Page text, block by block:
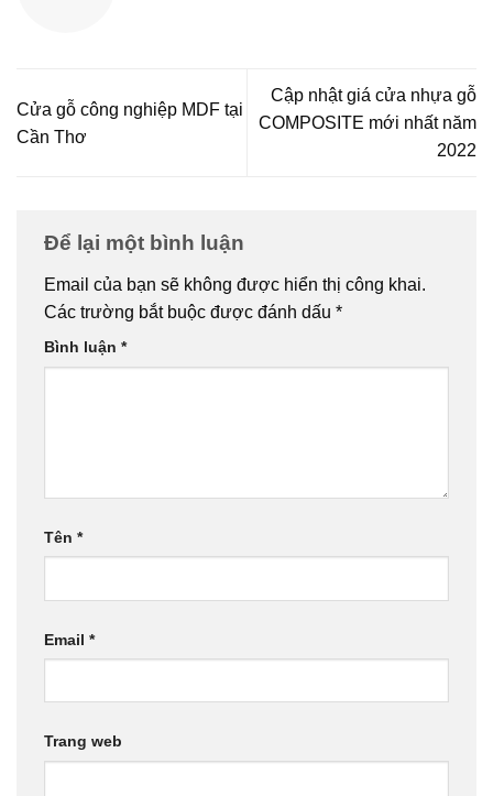
Cửa gỗ công nghiệp MDF tại
Cần Thơ
Cập nhật giá cửa nhựa gỗ
COMPOSITE mới nhất năm
2022
Để lại một bình luận
Email của bạn sẽ không được hiển thị công khai.
Các trường bắt buộc được đánh dấu *
Bình luận *
Tên *
Email *
Trang web